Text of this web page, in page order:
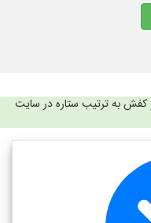
به ترتیب ستاره در سایت